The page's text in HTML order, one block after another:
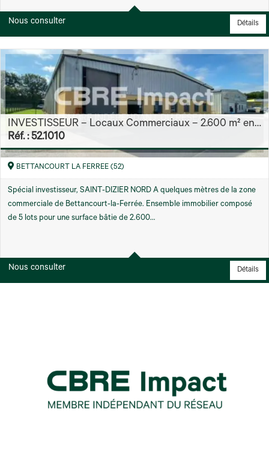
Nous consulter Détails
INVESTISSEUR – Locaux Commerciaux – 2.600 m² env. Rendement 13 % Brut
Réf. : 52.1010
Nous consulter
BETTANCOURT LA FERREE (52)
Spécial investisseur, SAINT-DIZIER NORD A quelques mètres de la zone
commerciale de Bettancourt-la-Ferrée. Ensemble immobilier composé
de 5 lots pour une surface bâtie de 2.600…
Région 2596 m² environ
Détails